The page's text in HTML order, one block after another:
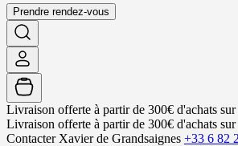
Prendre rendez-vous
Livraison offerte à partir de 300€ d'achats
Livraison offerte à partir de 300€ d'achats
Contacter Xavier de Grandsaignes +33 6 82